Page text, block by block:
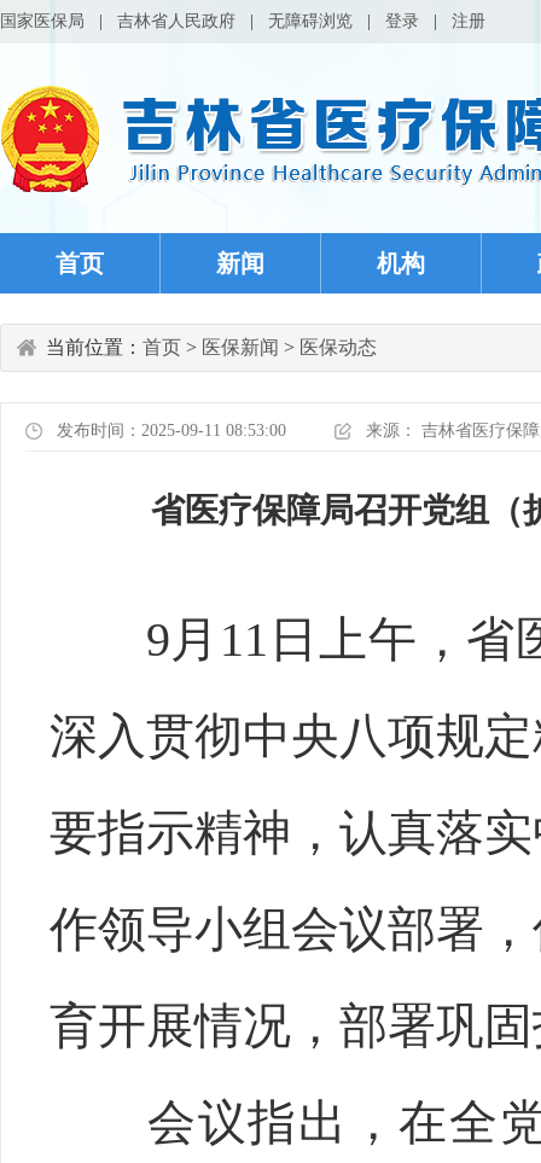
国家医保局 吉林省人民政府 无障碍浏览 登录 注册
首页 新闻 机构
当前位置： 首页 > 医保新闻 > 医保动态
发布时间：2025-09-11 08:53:00 来源： 吉林省医疗保
省医疗保障局召开党组（
9月11日上午，
深入贯彻中央八项规
要指示精神，认真落
作领导小组会议部署
育开展情况，部署巩
会议指出，在全